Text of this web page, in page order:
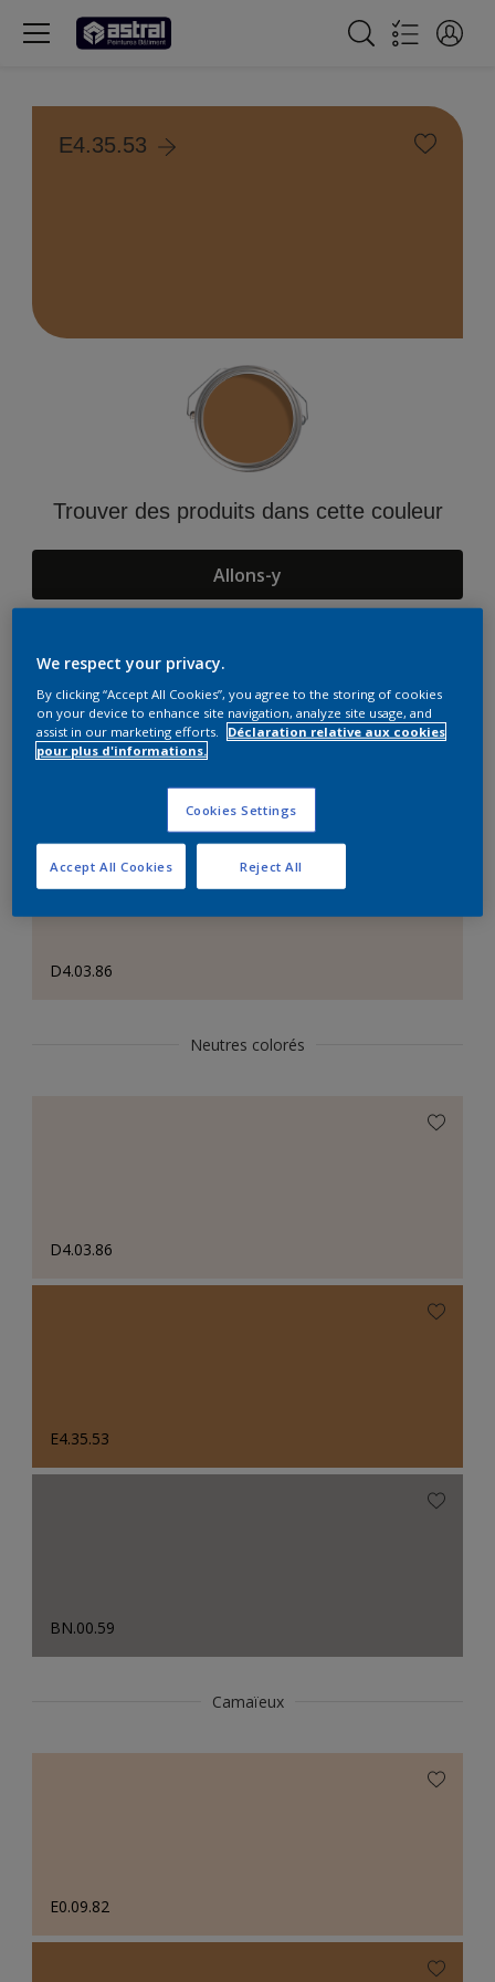
E4.35.53
Trouver des produits dans cette couleur
Allons-y
Suggestions d'Harmonies
D4.03.86
Neutres colorés
D4.03.86
E4.35.53
BN.00.59
Camaïeux
E0.09.82
We respect your privacy.
By clicking “Accept All Cookies”, you agree to the storing of cookies
on your device to enhance site navigation, analyze site usage, and
assist in our marketing efforts.
Déclaration relative aux cookies
pour plus d'informations.
Cookies Settings
Reject All
Accept All Cookies